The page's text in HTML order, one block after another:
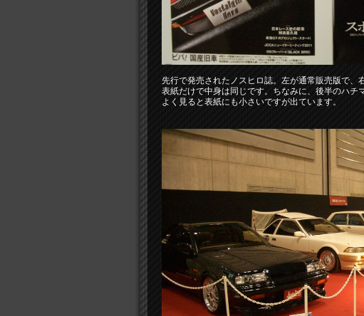
先行で発売されたノスヒロ誌。左が通常販売版で、
表紙だけで中身は同じです。ちなみに、後半のハチ
よく見ると表紙にも小さいですが出ています。